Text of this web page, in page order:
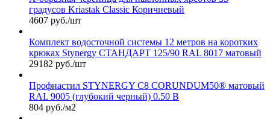
градусов Kriastak Classic Коричневый
4607 руб./шт
Комплект водосточной системы 12 метров на коротких
крюках Stynergy СТАНДАРТ 125/90 RAL 8017 матовый
29182 руб./шт
Профнастил STYNERGY С8 CORUNDUM50® матовый
RAL 9005 (глубокий черный) 0.50 B
804 руб./м2